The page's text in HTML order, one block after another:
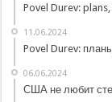
Povel Durev:
11.06.2024
Povel Durev:
06.06.2024
США не любит